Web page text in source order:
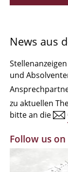
Institute
Zeichensäle
MBW |
Alumni |
News aus
und
zu aktuellen
bitte an die
Follow us